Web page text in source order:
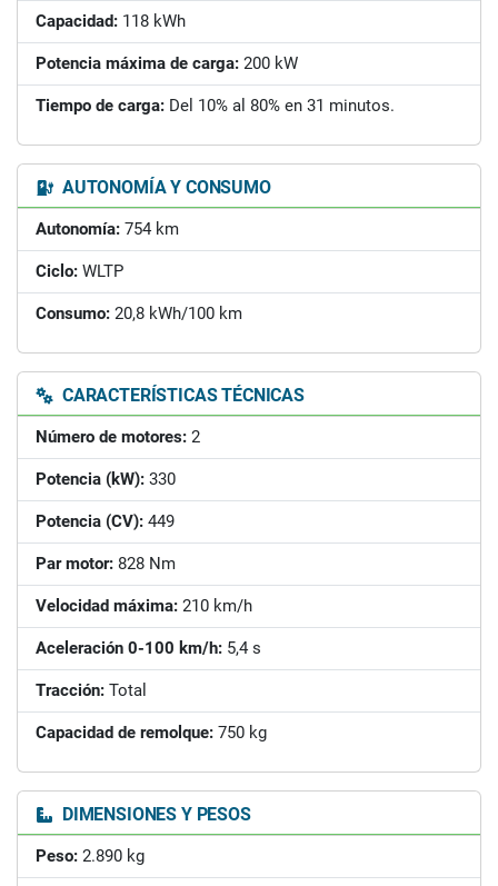
Capacidad: 118 kWh
Potencia máxima de carga: 200 kW
Tiempo de carga: Del 10% al 80% en 31 minutos.
AUTONOMÍA Y CONSUMO
Autonomía: 754 km
Ciclo: WLTP
Consumo: 20,8 kWh/100 km
CARACTERÍSTICAS TÉCNICAS
Número de motores: 2
Potencia (kW): 330
Potencia (CV): 449
Par motor: 828 Nm
Velocidad máxima: 210 km/h
Aceleración 0-100 km/h: 5,4 s
Tracción: Total
Capacidad de remolque: 750 kg
DIMENSIONES Y PESOS
Peso: 2.890 kg